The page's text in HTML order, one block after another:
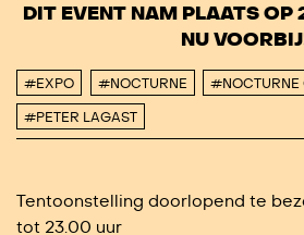
DIT EVENT NAM PLAATS
NU
#EXPO #NOCTURNE #NOCTURNE
#PETER LAGAST
Tentoonstelling doorlopend te
tot 23.00 uur